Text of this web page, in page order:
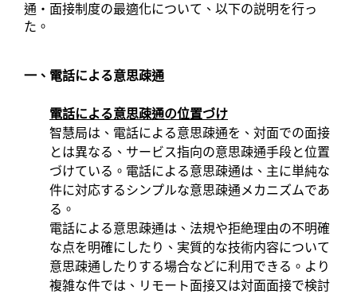
通・面接制度の最適化について、以下の説明を行っ
た。
一、電話による意思疎通
電話による意思疎通の位置づけ
智慧局は、電話による意思疎通を、対面での面接
とは異なる、サービス指向の意思疎通手段と位置
づけている。電話による意思疎通は、主に単純な
件に対応するシンプルな意思疎通メカニズムであ
る。
電話による意思疎通は、法規や拒絶理由の不明確
な点を明確にしたり、実質的な技術内容について
意思疎通したりする場合などに利用できる。より
複雑な件では、リモート面接又は対面面接で検討